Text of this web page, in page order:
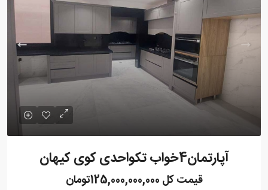
آپارتمان4خواب تکواحدی کوی کیهان
قیمت کل